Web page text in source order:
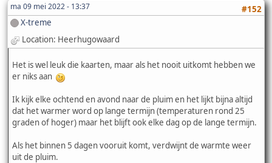
ma 09 mei 2022 - 13:37
#152
X-treme
Location: Heerhugowaard
Het is wel leuk die kaarten, maar als het nooit uitkomt hebben we
er niks aan
Ik kijk elke ochtend en avond naar de pluim en het lijkt bijna altijd
dat het warmer word op lange termijn (temperaturen rond 25
graden of hoger) maar het blijft ook elke dag op de lange termijn.
Als het binnen 5 dagen vooruit komt, verdwijnt de warmte weer
uit de pluim.